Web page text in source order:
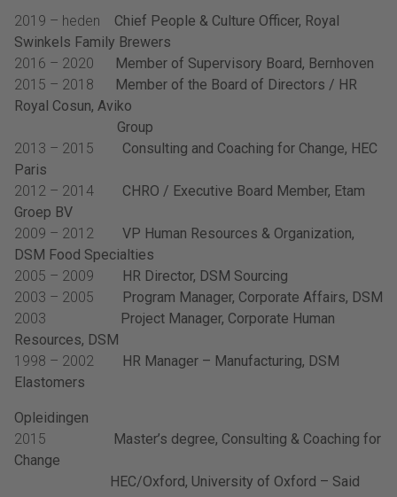
2019 – heden Chief People & Culture Officer, Royal
Swinkels Family Brewers
2016 – 2020
Member of Supervisory Board, Bernhoven
2015 – 2018
Member of the Board of Directors / HR
Royal Cosun, Aviko
Group
2013 – 2015 Consulting and Coaching for Change, HEC
Paris
2012 – 2014 CHRO / Executive Board Member, Etam
Groep BV
2009 – 2012 VP Human Resources & Organization,
DSM Food Specialties
2005 – 2009
HR Director, DSM Sourcing
2003 – 2005
Program Manager, Corporate Affairs, DSM
2003
Project Manager, Corporate Human
Resources, DSM
1998 – 2002
HR Manager – Manufacturing, DSM
Elastomers
Opleidingen
2015
Master’s degree, Consulting & Coaching for
Change
HEC/Oxford, University of Oxford – Said